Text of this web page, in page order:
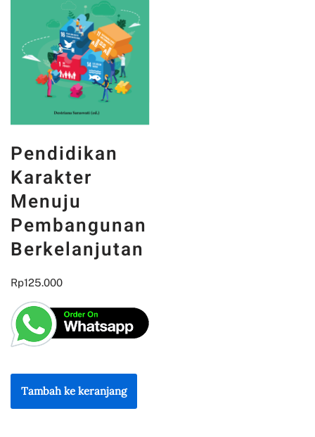
Pendidikan
Karakter
Menuju
Pembangunan
Berkelanjutan
Rp125.000
Tambah ke keranjang